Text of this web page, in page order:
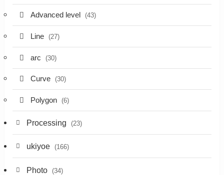
Advanced level (43)
Line (27)
arc (30)
Curve (30)
Polygon (6)
Processing (23)
ukiyoe (166)
Photo (34)